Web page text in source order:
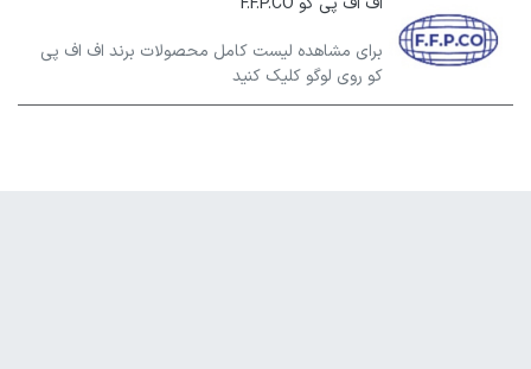
برای مشاهده لیست کامل محصولات برند اف اف پی
کو روی لوگو کلیک کنید